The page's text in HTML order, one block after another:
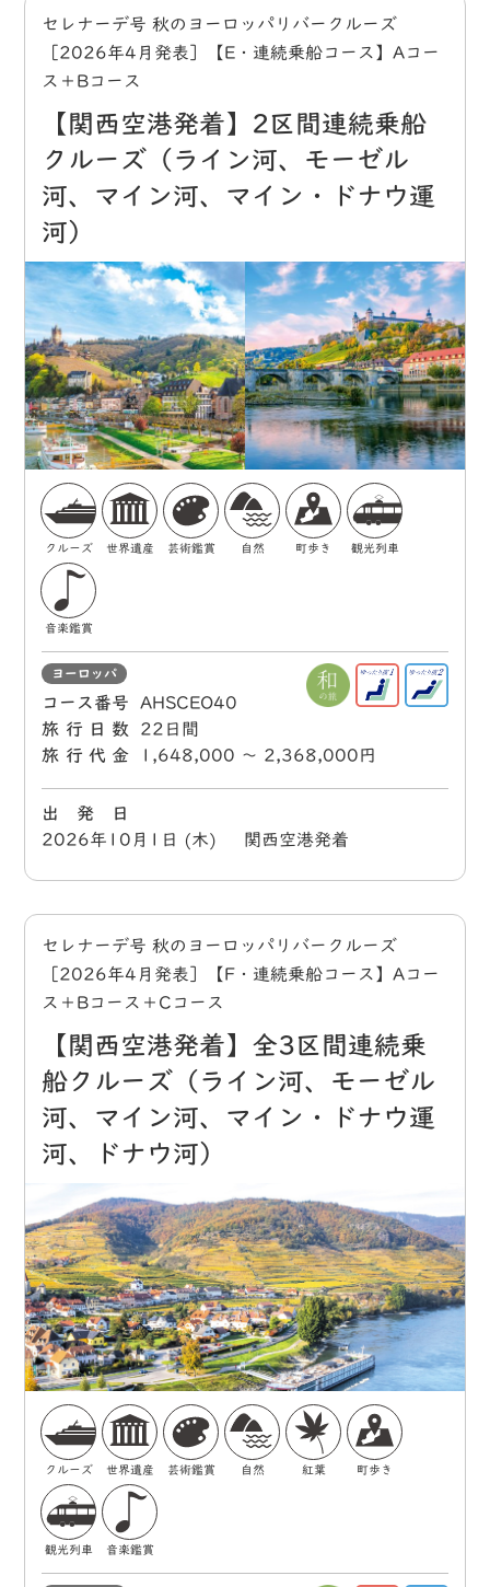
セレナーデ号 秋のヨーロッパリバークルーズ
［2026年4月発表］【E・連続乗船コース】Aコー
ス＋Bコース
【関西空港発着】2区間連続乗船
クルーズ（ライン河、モーゼル
河、マイン河、マイン・ドナウ運
河）
クルーズ 世界遺産 芸術鑑賞 自然 町歩き 観光列車
音楽鑑賞
ヨーロッパ
コース番号
AHSCEO40
旅行日数
22日間
旅行代金
1,648,000 〜 2,368,000円
出 発 日
2026年10月1日 (木) 関西空港発着
セレナーデ号 秋のヨーロッパリバークルーズ
［2026年4月発表］【F・連続乗船コース】Aコー
ス＋Bコース＋Cコース
【関西空港発着】全3区間連続乗
船クルーズ（ライン河、モーゼル
河、マイン河、マイン・ドナウ運
河、ドナウ河）
クルーズ 世界遺産 芸術鑑賞 自然 紅葉 町歩き
観光列車 音楽鑑賞